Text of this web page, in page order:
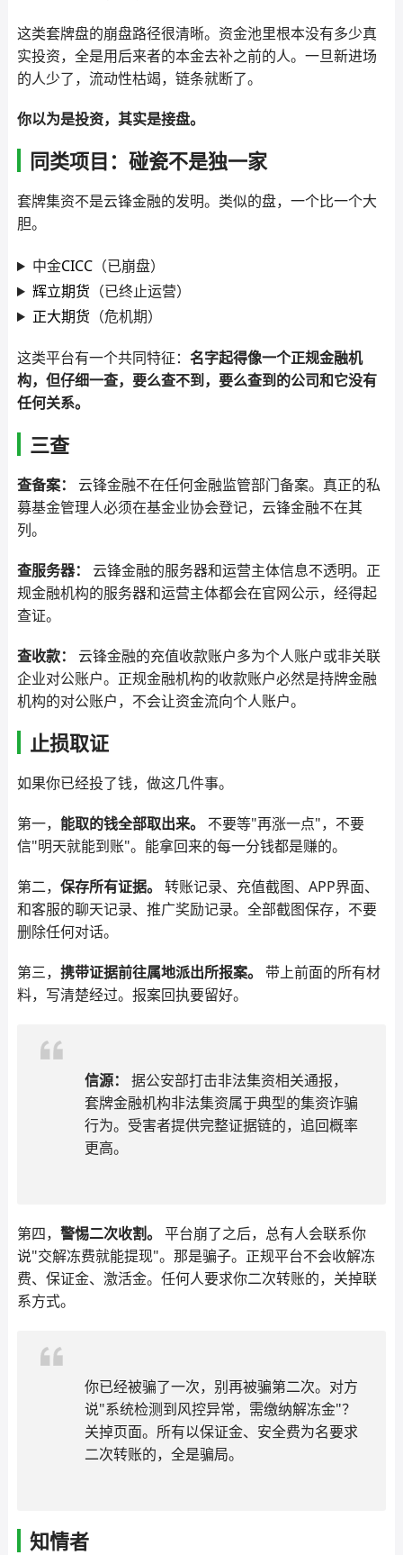
这类套牌盘的崩盘路径很清晰。资金池里根本没有多少真
实投资，全是用后来者的本金去补之前的人。一旦新进场
的人少了，流动性枯竭，链条就断了。
你以为是投资，其实是接盘。
同类项目：碰瓷不是独一家
套牌集资不是云锋金融的发明。类似的盘，一个比一个大
胆。
中金CICC（已崩盘）
辉立期货 （已终止运营）
正大期货 （危机期）
这类平台有一个共同特征： 名字起得像一个正规金融机
构，但仔细一查，要么查不到，要么查到的公司和它没有
任何关系。
三查
查备案：
云锋金融不在任何金融监管部门备案。真正的私
募基金管理人必须在基金业协会登记，云锋金融不在其
列。
查服务器：
云锋金融的服务器和运营主体信息不透明。正
规金融机构的服务器和运营主体都会在官网公示，经得起
查证。
查收款：
云锋金融的充值收款账户多为个人账户或非关联
企业对公账户。正规金融机构的收款账户必然是持牌金融
机构的对公账户，不会让资金流向个人账户。
止损取证
如果你已经投了钱，做这几件事。
第一， 能取的钱全部取出来。
不要等"再涨一点"，不要
信"明天就能到账"。能拿回来的每一分钱都是赚的。
第二， 保存所有证据。 转账记录、充值截图、APP界面、
和客服的聊天记录、推广奖励记录。全部截图保存，不要
删除任何对话。
第三， 携带证据前往属地派出所报案。 带上前面的所有材
料，写清楚经过。报案回执要留好。
信源：
据公安部打击非法集资相关通报，
套牌金融机构非法集资属于典型的集资诈骗
行为。受害者提供完整证据链的，追回概率
更高。
第四， 警惕二次收割。 平台崩了之后，总有人会联系你
说"交解冻费就能提现"。那是骗子。正规平台不会收解冻
费、保证金、激活金。任何人要求你二次转账的，关掉联
系方式。
你已经被骗了一次，别再被骗第二次。对方
说"系统检测到风控异常，需缴纳解冻金"？
关掉页面。所有以保证金、安全费为名要求
二次转账的，全是骗局。
知情者